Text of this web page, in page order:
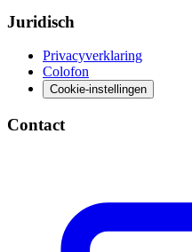
Juridisch
Privacyverklaring
Colofon
Cookie-instellingen
Contact